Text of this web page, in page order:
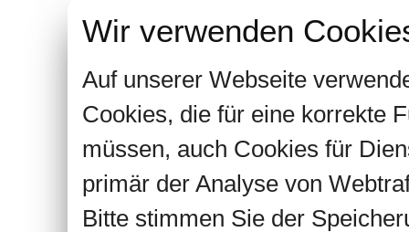
Wir verwenden
Auf unserer Webseite
Cookies, die für eine korrekte
müssen, auch Cookies für
primär der Analyse von
Bitte stimmen Sie der